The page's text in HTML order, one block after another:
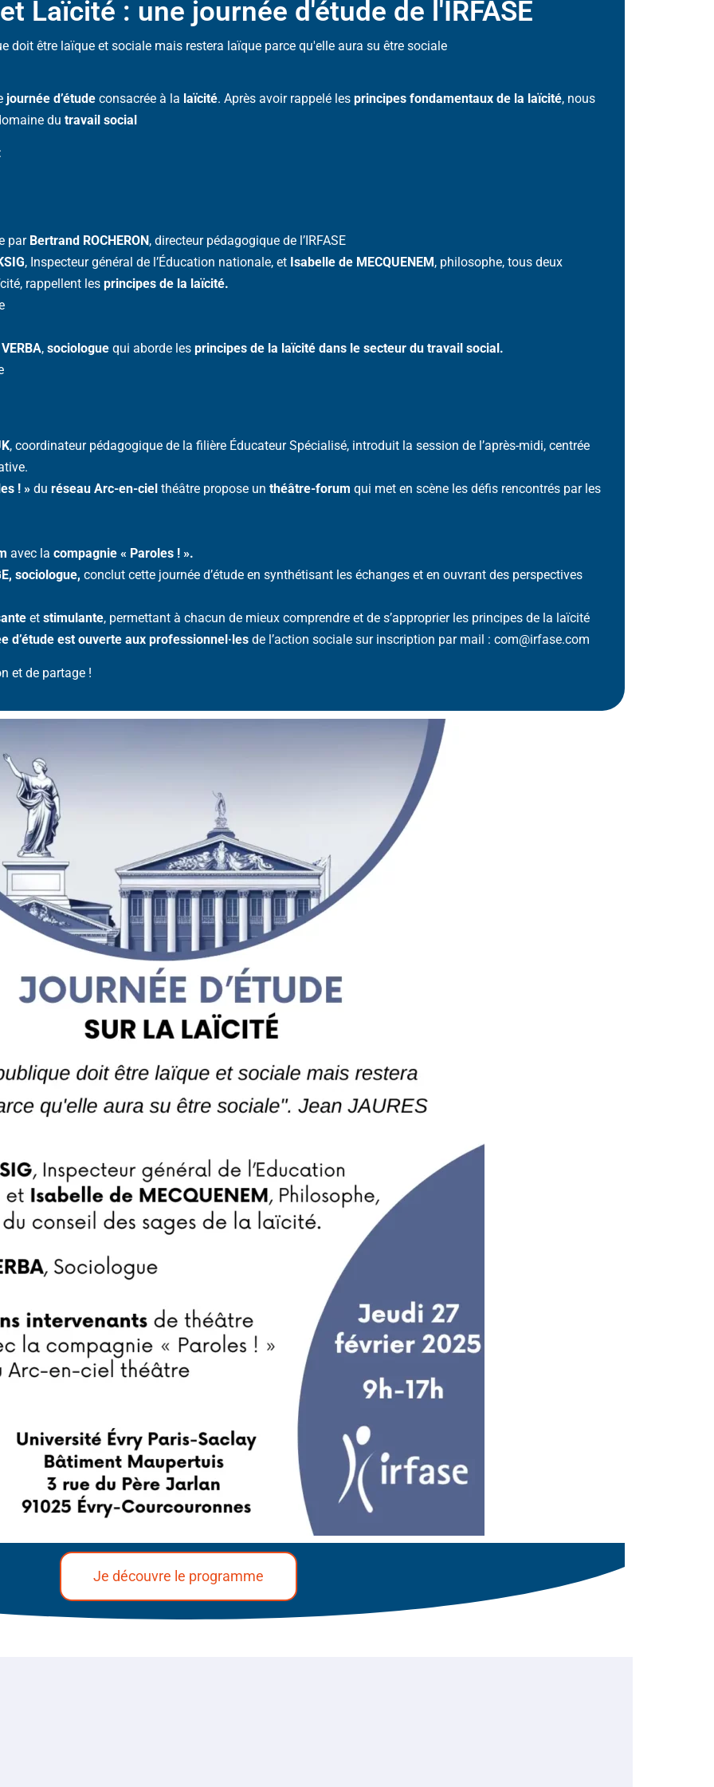
Laïcité : une journée d'étude de l'IRFASE
doit être laïque et sociale mais restera laïque parce qu'elle aura su être sociale
journée d’étude consacrée à la laïcité. Après avoir rappelé les principes fondamentaux de la laïcité, nous
du travail social
par Bertrand ROCHERON, directeur pédagogique de l’IRFASE
, Inspecteur général de l’Éducation nationale, et Isabelle de MECQUENEM, philosophe, tous deux
rappellent les principes de la laïcité.
, sociologue qui aborde les principes de la laïcité dans le secteur du travail social.
, coordinateur pédagogique de la filière Éducateur Spécialisé, introduit la session de l’après-midi, centrée
! » du réseau Arc-en-ciel théâtre propose un théâtre-forum qui met en scène les défis rencontrés par les
avec la compagnie « Paroles ! ».
sociologue, conclut cette journée d’étude en synthétisant les échanges et en ouvrant des perspectives
et stimulante, permettant à chacun de mieux comprendre et de s’approprier les principes de la laïcité
d’étude est ouverte aux professionnel·les de l’action sociale sur inscription par mail : com@irfase.com
et de partage !
Je découvre le programme